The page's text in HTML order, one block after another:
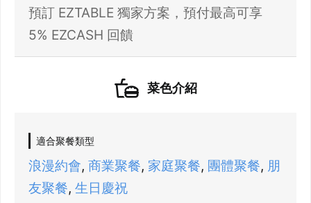
預訂 EZTABLE 獨家方案，預付最高可享
5% EZCASH 回饋
菜色介紹
適合聚餐類型
浪漫約會, 商業聚餐, 家庭聚餐, 團體聚餐, 朋
友聚餐, 生日慶祝